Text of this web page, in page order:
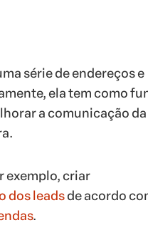
série de endereços e
ela tem como
a comunicação da
exemplo, criar
dos leadsde acordo
.